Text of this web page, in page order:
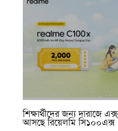
শিক্ষার্থীদের জন্য দারাজে
আসছে রিয়েলমি সি১০০এক্স